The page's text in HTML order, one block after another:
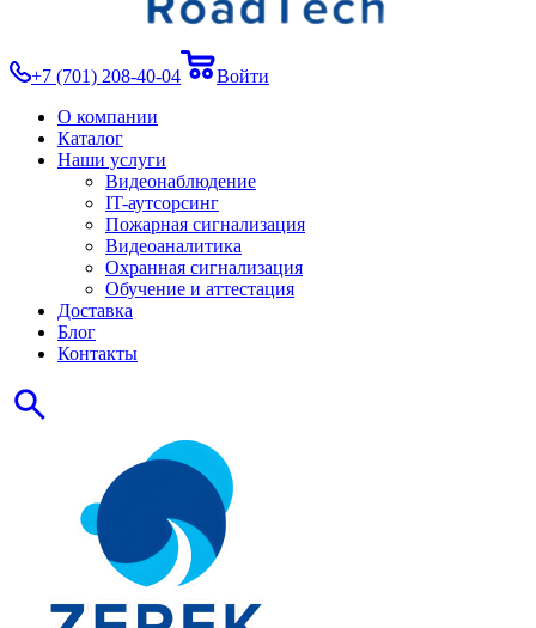
+7 (701) 208-40-04
Войти
О компании
Каталог
Наши услуги
Видеонаблюдение
IT-аутсорсинг
Пожарная сигнализация
Видеоаналитика
Охранная сигнализация
Обучение и аттестация
Доставка
Блог
Контакты